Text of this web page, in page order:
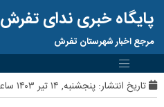
پایگاه خبری ندای تفرش
مرجع اخبار شهرستان تفرش
تاریخ انتشار: پنجشنبه, ۱۴ تیر ۱۴۰۳ ساعت:11:05